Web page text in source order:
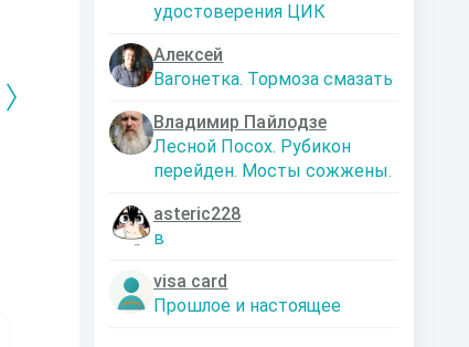
удостоверения ЦИК
Алексей
Вагонетка. Тормоза смазать
Владимир Пайлодзе
Лесной Посох. Рубикон
перейден. Мосты сожжены.
asteric228
в
visa card
Прошлое и настоящее
Дальняя
Левадский Артем
Александрович
Кто я? Или как
современном мире
nastyaaaacha
1. Ксенолог